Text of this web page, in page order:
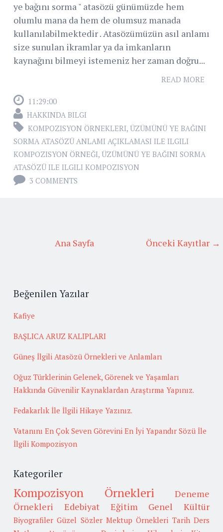
ye bağını sorma " atasözü günümüzde hem
olumlu mana da hem de olumsuz manada
kullanılabilmektedir . Atasözümüzün asıl anlamı
size sunulan ikramlar ya da imkanların
kaynağını bilmeyi istemeniz her zaman doğru...
READ MORE
11:29:00
HAKKINDA BILGI
KOMPOZISYON ÖRNEKLERI, ÜZÜMÜNÜ YE BAĞINI
SORMA ATASÖZÜ ANLAMI AÇIKLAMASI ILE ILGILI
KOMPOZISYON ÖRNEĞI, ÜZÜMÜNÜ YE BAĞINI SORMA
ATASÖZÜ ILE ILGILI KOMPOZISYON
3 COMMENTS
Önceki Kayıtlar →
Ana Sayfa
Beğenilen Yazılar
Kafiye
BAŞLICA ARUZ KALIPLARI
Güneş İlgili Atasözü Örnekleri ve Anlamları
Oğuz Türklerinin Gelenek, Görenek ve Yaşamları
Hakkında Güvenilir Kaynaklardan Araştırma Yapınız.
Fedakarlık İle İlgili Hikaye Yazınız.
Vatanını En Çok Seven Görevini En İyi Yapandır Sözü İle
İlgili Kompozisyon
Kategoriler
Kompozisyon Örnekleri
Deneme
Örnekleri
Edebiyat Eğitim Genel Kültür
Biyografiler Güzel Sözler Mektup Örnekleri Tarih Ders